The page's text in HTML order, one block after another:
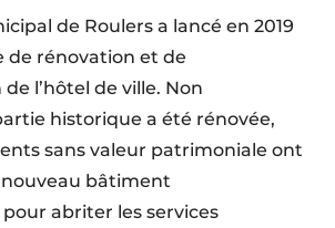
souterraines et égouttage
de Roulers a lancé en 2019
de rénovation et de
l’hôtel de ville. Non
historique a été rénovée,
sans valeur patrimoniale ont
bâtiment
abriter les services